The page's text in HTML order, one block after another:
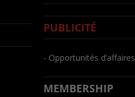
PUBLICITÉ
- Opportunités d’affaires
MEMBERSHIP